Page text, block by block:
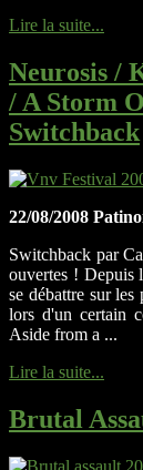
Lire la suite...
Neurosis /
/ A Storm
Switchback
22/08/2008
Switchback par
ouvertes ! Depuis
se débattre sur
lors d'un certain
Aside from a ...
Lire la suite...
Brutal